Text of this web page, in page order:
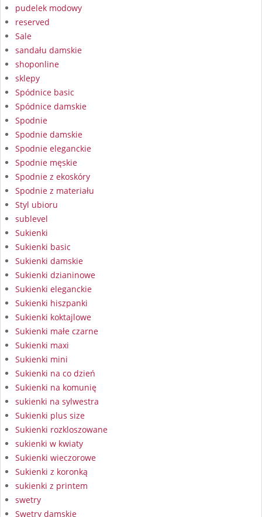
pudelek modowy
reserved
Sale
sandału damskie
shoponline
sklepy
Spódnice basic
Spódnice damskie
Spodnie
Spodnie damskie
Spodnie eleganckie
Spodnie męskie
Spodnie z ekoskóry
Spodnie z materiału
Styl ubioru
sublevel
Sukienki
Sukienki basic
Sukienki damskie
Sukienki dzianinowe
Sukienki eleganckie
Sukienki hiszpanki
Sukienki koktajlowe
Sukienki małe czarne
Sukienki maxi
Sukienki mini
Sukienki na co dzień
Sukienki na komunię
sukienki na sylwestra
Sukienki plus size
Sukienki rozkloszowane
sukienki w kwiaty
Sukienki wieczorowe
Sukienki z koronką
sukienki z printem
swetry
Swetry damskie